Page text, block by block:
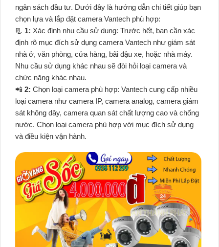
ngân sách đầu tư. Dưới đây là hướng dẫn chi tiết giúp bạn
chọn lựa và lắp đặt camera Vantech phù hợp:
📃 1: Xác định nhu cầu sử dụng: Trước hết, bạn cần xác
định rõ mục đích sử dụng camera Vantech như giám sát
nhà ở, văn phòng, cửa hàng, bãi đậu xe, hoặc nhà máy.
Nhu cầu sử dụng khác nhau sẽ đòi hỏi loại camera và
chức năng khác nhau.
📲 2: Chọn loại camera phù hợp: Vantech cung cấp nhiều
loại camera như camera IP, camera analog, camera giám
sát không dây, camera quan sát chất lượng cao và chống
nước. Chọn loại camera phù hợp với mục đích sử dụng
và điều kiện vận hành.